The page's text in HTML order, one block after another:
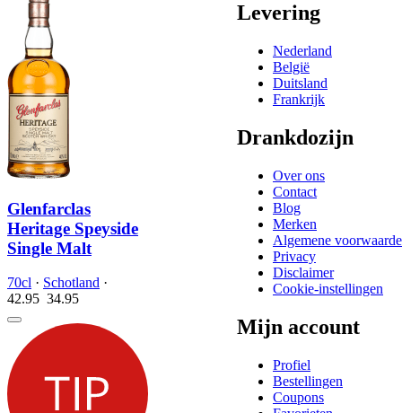
Glenfarclas
Heritage Speyside
Single Malt
70cl · Schotland ·
42.95 34.95
Levering
Nederland
België
Duitsland
Frankrijk
Drankdozijn
Over ons
Contact
Blog
Merken
Algemene
Privacy
Disclaimer
Cookie-instellingen
Mijn account
Profiel
Bestellingen
Coupons